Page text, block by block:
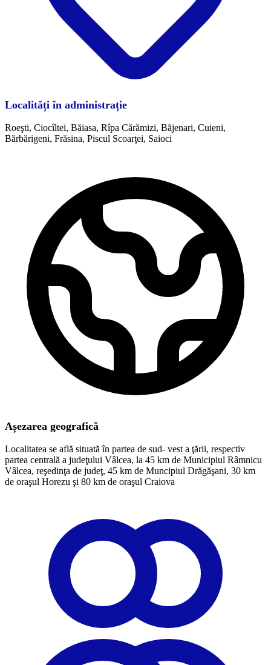
Localități în administrație
Roeşti, Ciocîltei, Băiasa, Rîpa Cărămizi, Băjenari, Cuieni,
Bărbărigeni, Frăsina, Piscul Scoarţei, Saioci
Așezarea geografică
Localitatea se află situată în partea de sud- vest a ţării, respectiv
partea centrală a judeţului Vâlcea, la 45 km de Municipiul Râmnicu
Vâlcea, reşedinţa de judeţ, 45 km de Muncipiul Drăgăşani, 30 km
de oraşul Horezu şi 80 km de oraşul Craiova